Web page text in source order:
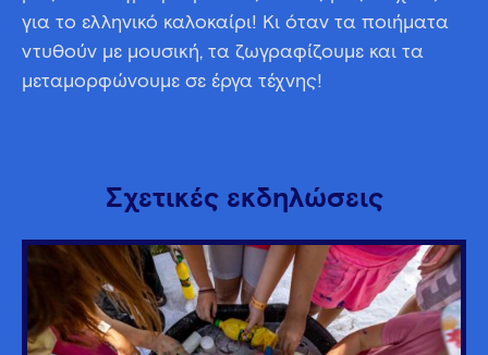
για το ελληνικό καλοκαίρι! Κι όταν τα ποιήματα
ντυθούν με μουσική, τα ζωγραφίζουμε και τα
μεταμορφώνουμε σε έργα τέχνης!
Σχετικές εκδηλώσεις